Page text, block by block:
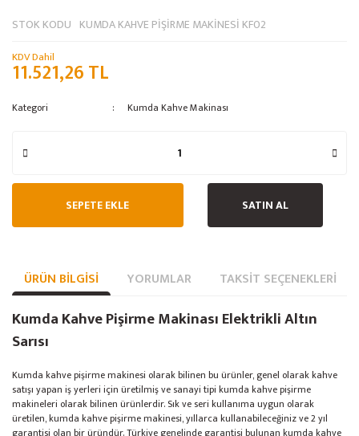
STOK KODU KUMDA KAHVE PİŞİRME MAKİNESİ KF02
KDV Dahil
11.521,26 TL
Kategori Kumda Kahve Makinası
SEPETE EKLE SATIN AL
ÜRÜN BILGISI YORUMLAR TAKSIT SEÇENEKLERI
Kumda Kahve Pişirme Makinası Elektrikli Altın
Sarısı
Kumda kahve pişirme makinesi olarak bilinen bu ürünler, genel olarak kahve
satışı yapan iş yerleri için üretilmiş ve sanayi tipi kumda kahve pişirme
makineleri olarak bilinen ürünlerdir. Sık ve seri kullanıma uygun olarak
üretilen, kumda kahve pişirme makinesi, yıllarca kullanabileceğiniz ve 2 yıl
garantisi olan bir üründür. Türkiye genelinde garantisi bulunan kumda kahve